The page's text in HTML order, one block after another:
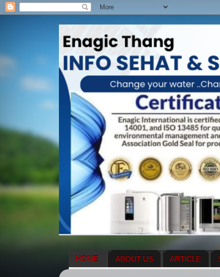
HOME ABOUT US ARTICLE